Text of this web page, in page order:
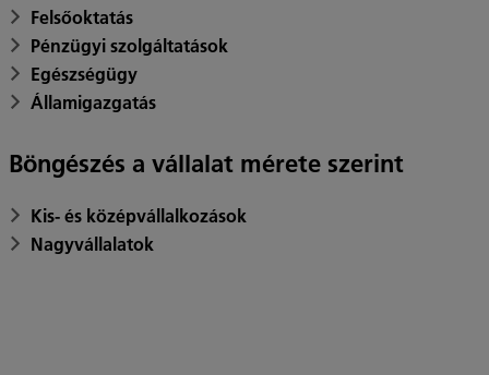
Felsőoktatás
Pénzügyi szolgáltatások
Egészségügy
Államigazgatás
Böngészés a vállalat mérete szerint
Kis- és középvállalkozások
Nagyvállalatok